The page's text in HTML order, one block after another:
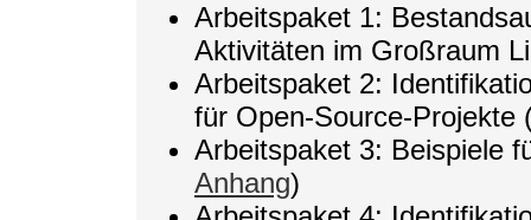
Arbeitspaket 1:
Aktivitäten im Großraum
Arbeitspaket 2:
für Open-Source-Projekte
Arbeitspaket 3: Beispiele
Anhang)